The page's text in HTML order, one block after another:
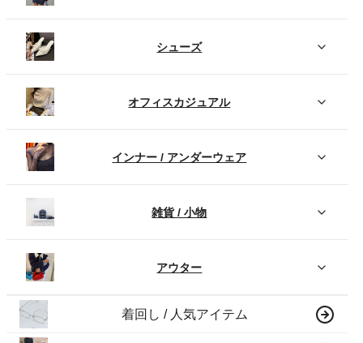
シューズ
オフィスカジュアル
インナー / アンダーウェア
雑貨 / 小物
アウター
着回し / 人気アイテム